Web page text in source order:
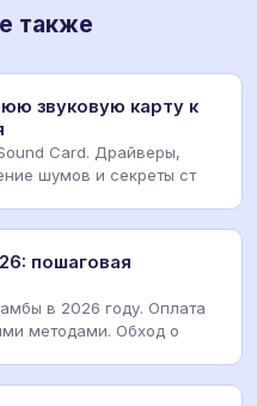
также
звуковую карту к
Card. Драйверы,
шумов и секреты ст
пошаговая
в 2026 году. Оплата
методами. Обход о